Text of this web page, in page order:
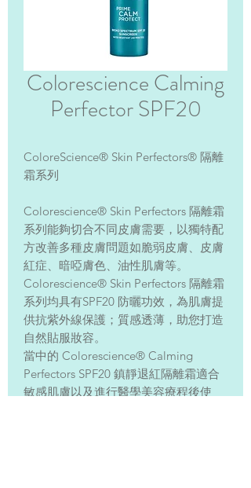
Colorescience Calming
Perfector SPF20
ColoreScience® Skin Perfectors® 隔離
霜系列
Colorescience® Skin Perfectors 隔離霜
系列能夠切合不同皮膚需要，以獨特配
方改善多種皮膚問題如脆弱皮膚、皮膚
紅症、暗啞膚色、油性肌膚等。
Colorescience® Skin Perfectors 隔離霜
系列均具有SPF20 防曬功效，為肌膚提
供抗紫外線保護；質感透薄，助您打造
自然貼服妝容。
當中的 Colorescience® Calming
Perfectors SPF20 鎮靜退紅隔離霜適合
敏感肌膚以及進行醫學美容療程後使